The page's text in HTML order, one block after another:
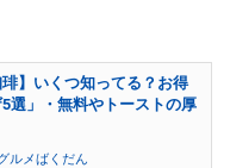
琲】いくつ知ってる？お得
選」・無料やトーストの厚
ルメばくだん